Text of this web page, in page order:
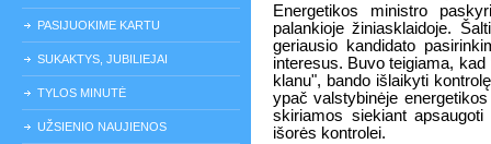
PASIJUOKIME KARTU
SUKAKTYS, JUBILIEJAI
TYLOS MINUTĖ
UŽSIENIO NAUJIENOS
Energetikos ministro
palankioje žiniasklaidoje.
geriausio kandidato
interesus. Buvo teigiama,
klanu", bando išlaikyti
ypač valstybinėje
skiriamos siekiant
išorės kontrolei.